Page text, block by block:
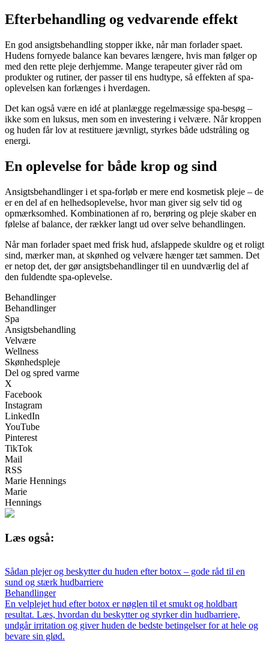
Efterbehandling og vedvarende effekt
En god ansigtsbehandling stopper ikke, når man forlader spaet.
Hudens fornyede balance kan bevares længere, hvis man følger op
med den rette pleje derhjemme. Mange terapeuter giver råd om
produkter og rutiner, der passer til ens hudtype, så effekten af spa-
oplevelsen kan forlænges i hverdagen.
Det kan også være en idé at planlægge regelmæssige spa-besøg –
ikke som en luksus, men som en investering i velvære. Når kroppen
og huden får lov at restituere jævnligt, styrkes både udstråling og
energi.
En oplevelse for både krop og sind
Ansigtsbehandlinger i et spa-forløb er mere end kosmetisk pleje – de
er en del af en helhedsoplevelse, hvor man giver sig selv tid og
opmærksomhed. Kombinationen af ro, berøring og pleje skaber en
følelse af balance, der rækker langt ud over selve behandlingen.
Når man forlader spaet med frisk hud, afslappede skuldre og et roligt
sind, mærker man, at skønhed og velvære hænger tæt sammen. Det
er netop det, der gør ansigtsbehandlinger til en uundværlig del af
den fuldendte spa-oplevelse.
Behandlinger
Behandlinger
Spa
Ansigtsbehandling
Velvære
Wellness
Skønhedspleje
Del og spred varme
X
Facebook
Instagram
LinkedIn
YouTube
Pinterest
TikTok
Mail
RSS
Marie Hennings
Marie
Hennings
Læs også:
Sådan plejer og beskytter du huden efter botox – gode råd til en
sund og stærk hudbarriere
Behandlinger
En velplejet hud efter botox er nøglen til et smukt og holdbart
resultat. Læs, hvordan du beskytter og styrker din hudbarriere,
undgår irritation og giver huden de bedste betingelser for at hele og
bevare sin glød.